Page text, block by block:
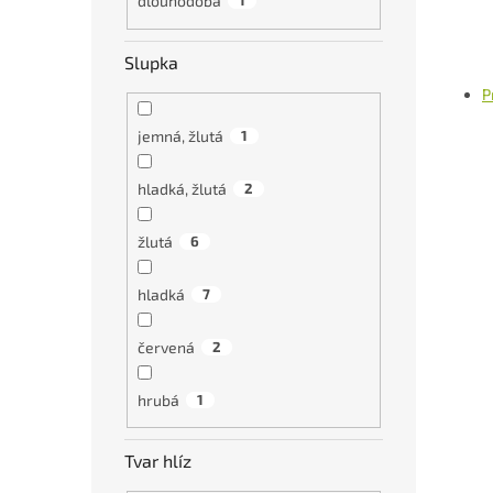
Slupka
jemná, žlutá 1
hladká, žlutá 2
žlutá 6
hladká 7
červená 2
hrubá 1
Tvar hlíz